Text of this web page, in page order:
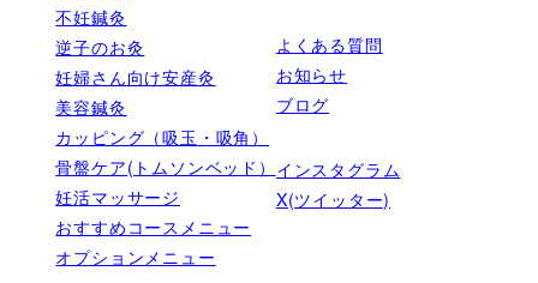
不妊鍼灸
逆子のお灸
妊婦さん向け安産灸
美容鍼灸
カッピング（吸玉・吸角）
骨盤ケア(トムソンベッド）
妊活マッサージ
おすすめコースメニュー
オプションメニュー
よくある質問
お知らせ
ブログ
インスタグラム
X(ツイッター)